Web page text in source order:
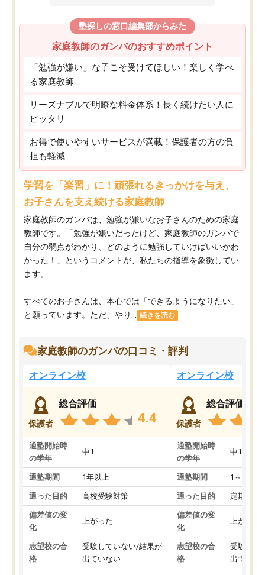
塾探しの窓口編集部からみた
家庭教師のガンバのおすすめポイント
「勉強が嫌い」な子こそ受けてほしい！楽しく学べ
る家庭教師
リーズナブルで明瞭な料金体系！長く続けたい人に
ピッタリ
お得で使いやすいサービスが満載！保護者の方の負
担も軽減
学習を「楽習」に！頑張れるきっかけを与え、
お子さんを支え続ける家庭教師
家庭教師のガンバは、勉強が嫌いなお子さんのための家庭
教師です。「勉強が嫌いだったけど、家庭教師のガンバで
自分の弱点がわかり、どのように勉強していけばいいかわ
かった！」というコメントが、私たちの指導を象徴してい
ます。
すべてのお子さんは、本心では「できるようになりたい」
と願っています。ただ、やり...
続きを読む
家庭教師のガンバの口コミ・評判
オンライン校
保護者
総合評価
4.4
通塾開始時
の学年
中1
通塾期間 1年以上
通った目的 高校受験対策
偏差値の変
化
上がった
志望校の合
格
受験していない/結果が
出ていない
オンライン校
保護者
総合評価
通塾開始時
の学年
中1
通塾期間 1～3ヵ月
通った目的 定期テス
偏差値の変
化
上がった
志望校の合
格
受験して
出ていな